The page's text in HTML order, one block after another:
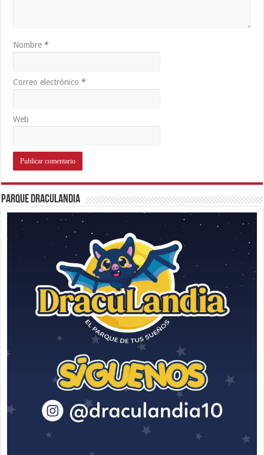
Nombre*
Correo electrónico*
Web
Parque Draculandia